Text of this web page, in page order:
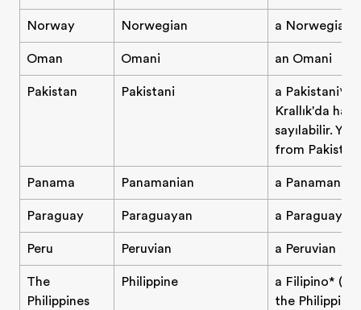
Norway Norwegian a Norwegian
Oman Omani an Omani
Pakistan Pakistani
a Pakistani*
Krallık'da
sayılabilir.
from
Panama Panamanian a Panamanian
Paraguay Paraguayan a Paraguayan
Peru Peruvian a Peruvian
The
Philippines
Philippine
a Filipino*
the